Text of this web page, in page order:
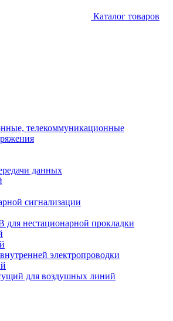
Каталог товаров
телекоммуникационные
данных
сигнализации
для нестационарной прокладки
электропроводки
для воздушных линий